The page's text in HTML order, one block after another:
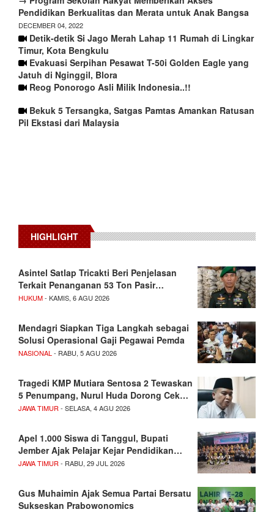
Pendidikan Berkualitas dan Merata untuk Anak Bangsa
DECEMBER 04, 2022
Detik-detik Si Jago Merah Lahap 11 Rumah di Lingkar
Timur, Kota Bengkulu
Evakuasi Serpihan Pesawat T-50i Golden Eagle yang
Jatuh di Nginggil, Blora
Reog Ponorogo Asli Milik Indonesia..!!
Bekuk 5 Tersangka, Satgas Pamtas Amankan Ratusan
Pil Ekstasi dari Malaysia
HIGHLIGHT
Asintel Satlap Tricakti Beri Penjelasan
Terkait Penanganan 53 Ton Pasir…
HUKUM- KAMIS, 6 AGU 2026
Mendagri Siapkan Tiga Langkah sebagai
Solusi Operasional Gaji Pegawai Pemda
NASIONAL - RABU, 5 AGU 2026
Tragedi KMP Mutiara Sentosa 2 Tewaskan
5 Penumpang, Nurul Huda Dorong Cek…
JAWA TIMUR - SELASA, 4 AGU 2026
Apel 1.000 Siswa di Tanggul, Bupati
Jember Ajak Pelajar Kejar Pendidikan…
JAWA TIMUR - RABU, 29 JUL 2026
Gus Muhaimin Ajak Semua Partai Bersatu
Sukseskan Prabowonomics